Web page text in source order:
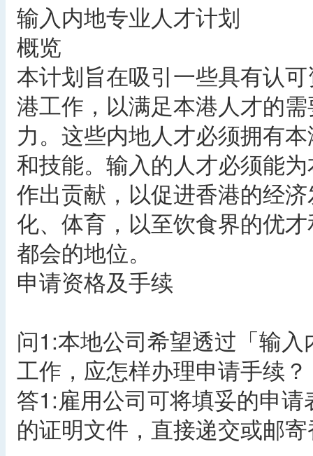
输入内地专业人才计划
概览
本计划旨在吸引一些具有认
港工作，以满足本港人才的
力。这些内地人才必须拥有
和技能。输入的人才必须能
作出贡献，以促进香港的经
化、体育，以至饮食界的优
都会的地位。
申请资格及手续
问1:本地公司希望透过「输
工作，应怎样办理申请手续？
答1:雇用公司可将填妥的申
的证明文件，直接递交或邮